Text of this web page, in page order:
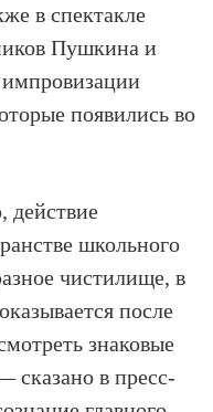
в спектакле
Пушкина и
появились во
действие
школьного
чистилище, в
после
знаковые
в пресс-